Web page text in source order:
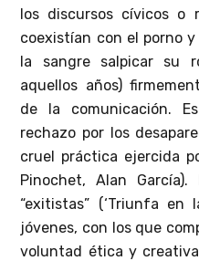
los discursos cívicos o
coexistían con el porno y
la sangre salpicar su
aquellos años)
de la comunicación.
rechazo por los
cruel práctica ejercida
Pinochet, Alan
“exitistas” (‘Triunfa en
jóvenes, con los que
voluntad ética y